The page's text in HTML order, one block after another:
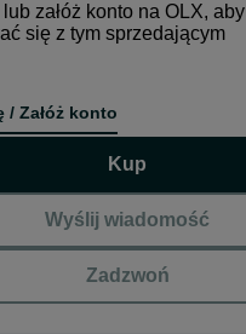
załóż konto na OLX, aby
się z tym sprzedającym
/ Załóż konto
Kup
Wyślij wiadomość
Zadzwoń